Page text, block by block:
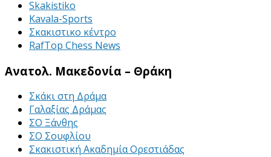
Skakistiko
Kavala-Sports
Σκακιστικο κέντρο
RafTop Chess News
Ανατολ. Μακεδονία – Θράκη
Σκάκι στη Δράμα
Γαλαξίας Δράμας
ΣΟ Ξάνθης
ΣΟ Σουφλίου
Σκακιστική Ακαδημία Ορεστιάδας